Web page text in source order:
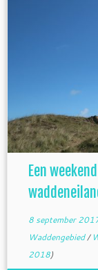
Een
8 september
Waddengebied/
2018)